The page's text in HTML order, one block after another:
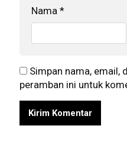
Nama *
Simpan nama, email,
peramban ini untuk